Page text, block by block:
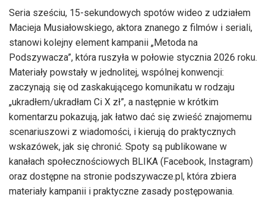
Seria sześciu, 15-sekundowych spotów wideo z udziałem
Macieja Musiałowskiego, aktora znanego z filmów i seriali,
stanowi kolejny element kampanii „Metoda na
Podszywacza”, która ruszyła w połowie stycznia 2026 roku.
Materiały powstały w jednolitej, wspólnej konwencji:
zaczynają się od zaskakującego komunikatu w rodzaju
„ukradłem/ukradłam Ci X zł”, a następnie w krótkim
komentarzu pokazują, jak łatwo dać się zwieść znajomemu
scenariuszowi z wiadomości, i kierują do praktycznych
wskazówek, jak się chronić. Spoty są publikowane w
kanałach społecznościowych BLIKA (Facebook, Instagram)
oraz dostępne na stronie podszywacze.pl, która zbiera
materiały kampanii i praktyczne zasady postępowania.